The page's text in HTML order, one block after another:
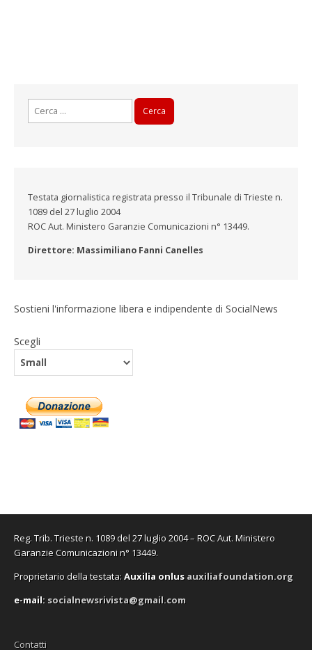
Testata giornalistica registrata presso il Tribunale di Trieste n.
1089 del 27 luglio 2004
ROC Aut. Ministero Garanzie Comunicazioni n° 13449.
Direttore: Massimiliano Fanni Canelles
Sostieni l'informazione libera e indipendente di SocialNews
Scegli
Reg. Trib. Trieste n. 1089 del 27 luglio 2004 – ROC Aut. Ministero
Garanzie Comunicazioni n° 13449.
Proprietario della testata:Auxilia onlus auxiliafoundation.org
e-mail: socialnewsrivista@gmail.com
Contatti